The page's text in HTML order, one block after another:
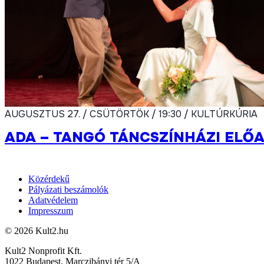
AUGUSZTUS 27. / CSÜTÖRTÖK / 19:30 / KULTÚRKÚRIA
ADA – TANGÓ TÁNCSZÍNHÁZI
Közérdekű
Pályázati beszámolók
Adatvédelem
Impresszum
© 2026 Kult2.hu
Kult2 Nonprofit Kft.
1022 Budapest, Marczibányi tér 5/A